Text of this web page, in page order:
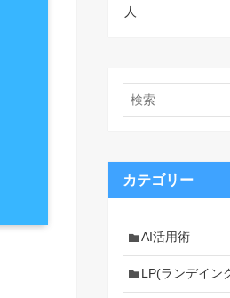
人
カテゴリー
AI活用術
LP(ランデイン